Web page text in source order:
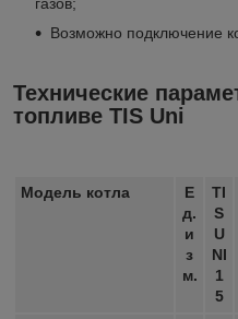
Возможно подключение
Технические
топливе TIS Uni
Модель котла
Е
д.
и
з
м.
TI
S
U
NI
1
5